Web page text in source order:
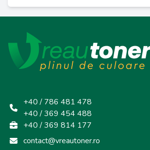
+40 / 786 481 478
+40 / 369 454 488
+40 / 369 814 177
contact@vreautoner.ro